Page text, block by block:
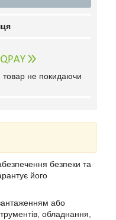
товар не покидаючи
безпеки та
його
або
обладнання,